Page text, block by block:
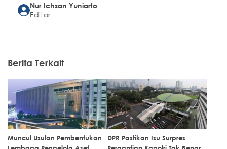
Nur Ichsan Yuniarto
Editor
Berita Terkait
Muncul Usulan Pembentukan
DPR Pastikan Isu Surpres